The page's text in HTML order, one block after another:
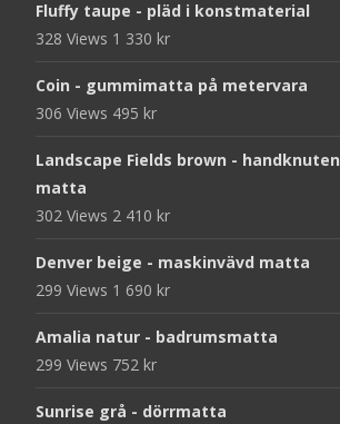
Fluffy taupe - pläd i konstmaterial
328 Views 1 330 kr
Coin - gummimatta på metervara
306 Views 495 kr
Landscape Fields brown - handknuten
matta
302 Views 2 410 kr
Denver beige - maskinvävd matta
299 Views 1 690 kr
Amalia natur - badrumsmatta
299 Views 752 kr
Sunrise grå - dörrmatta